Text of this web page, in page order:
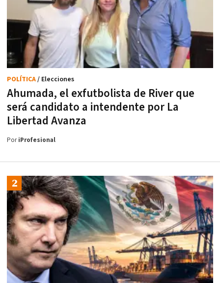
Ahumada, el exfutbolista de River que
será candidato a intendente por La
Libertad Avanza
POLÍTICA/ Elecciones
PoriProfesional